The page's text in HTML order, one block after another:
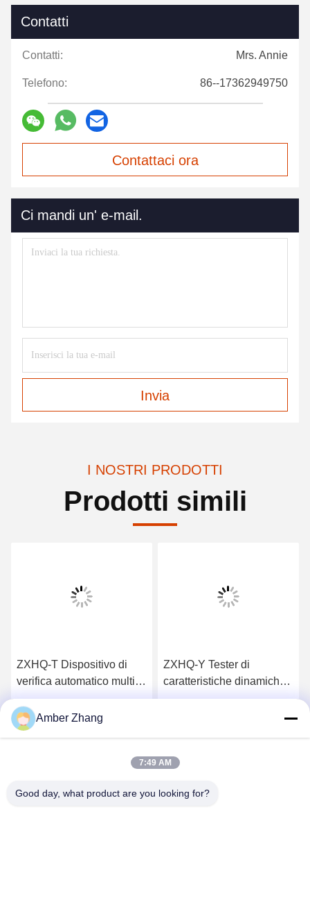
Contatti
Contatti: Mrs. Annie
Telefono: 86--17362949750
Contattaci ora
Ci mandi un' e-mail.
Invia
I NOSTRI PRODOTTI
Prodotti simili
ZXHQ-T Dispositivo di
verifica automatico multi-
trasformatore intelligente,
calibratore del
trasformatore
Ottieni il miglior prezzo
ZXHQ-Y Tester di
caratteristiche dinamiche
del trasformatore,
Amber Zhang
7:49 AM
Good day, what product are you looking for?